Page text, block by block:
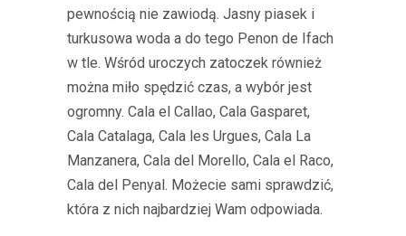
pewnością nie zawiodą. Jasny piasek i
turkusowa woda a do tego Penon de Ifach
w tle. Wśród uroczych zatoczek również
można miło spędzić czas, a wybór jest
ogromny. Cala el Callao, Cala Gasparet,
Cala Catalaga, Cala les Urgues, Cala La
Manzanera, Cala del Morello, Cala el Raco,
Cala del Penyal. Możecie sami sprawdzić,
która z nich najbardziej Wam odpowiada.